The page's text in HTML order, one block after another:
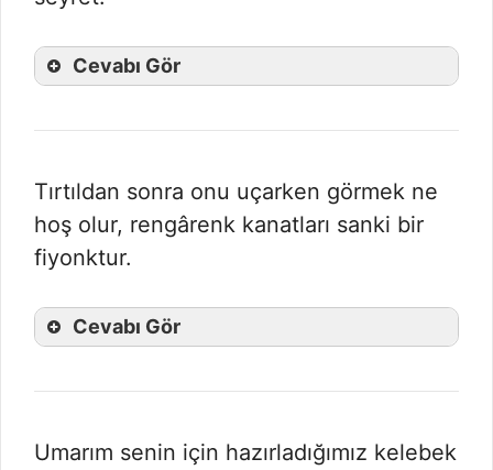
Cevabı Gör
Tırtıldan sonra onu uçarken görmek ne
hoş olur, rengârenk kanatları sanki bir
fiyonktur.
Cevabı Gör
Umarım senin için hazırladığımız kelebek